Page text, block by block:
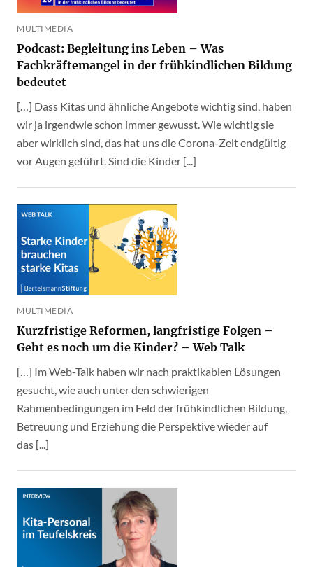
MULTIMEDIA
Podcast: Begleitung ins Leben – Was
Fachkräftemangel in der frühkindlichen Bildung
bedeutet
[…] Dass Kitas und ähnliche Angebote wichtig sind, haben
wir ja irgendwie schon immer gewusst. Wie wichtig sie
aber wirklich sind, das hat uns die Corona-Zeit endgültig
vor Augen geführt. Sind die Kinder [...]
MULTIMEDIA
Kurzfristige Reformen, langfristige Folgen –
Geht es noch um die Kinder? – Web Talk
[…] Im Web-Talk haben wir nach praktikablen Lösungen
gesucht, wie auch unter den schwierigen
Rahmenbedingungen im Feld der frühkindlichen Bildung,
Betreuung und Erziehung die Perspektive wieder auf
das [...]